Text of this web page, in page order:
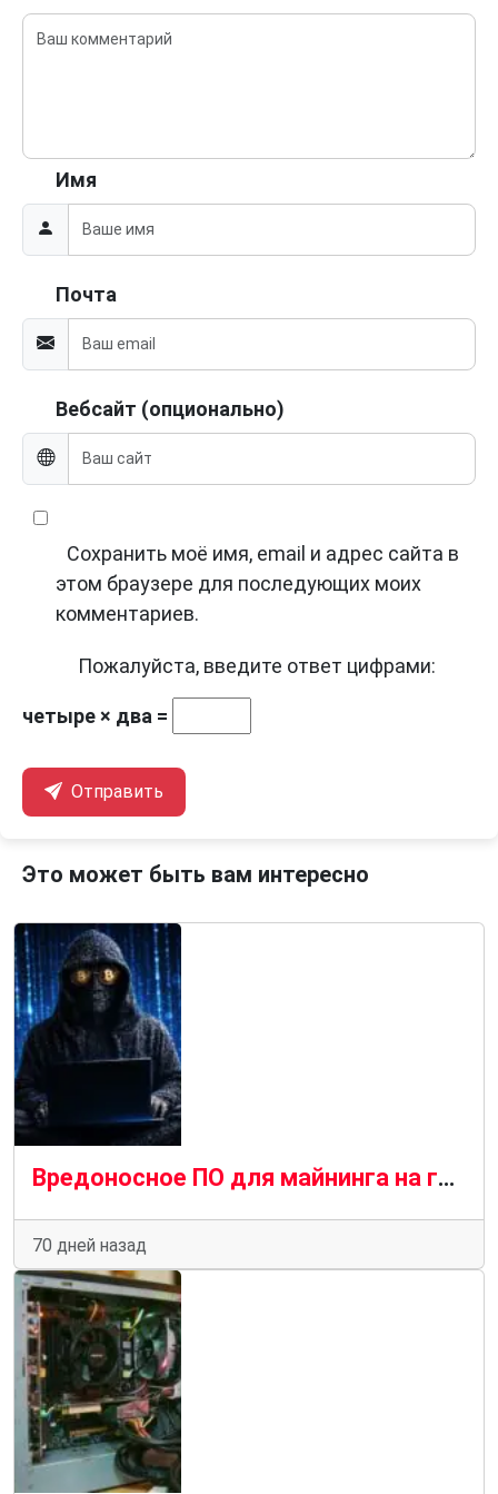
Имя
Почта
Вебсайт (опционально)
Сохранить моё имя, email и адрес сайта в
этом браузере для последующих моих
комментариев.
Пожалуйста, введите ответ цифрами:
четыре × два =
Отправить
Это может быть вам интересно
Вредоносное ПО для майнинга на графических процессорах распространяется с помощью SEO-отравления и чат-ботов с искусственным интеллектом
70 дней назад